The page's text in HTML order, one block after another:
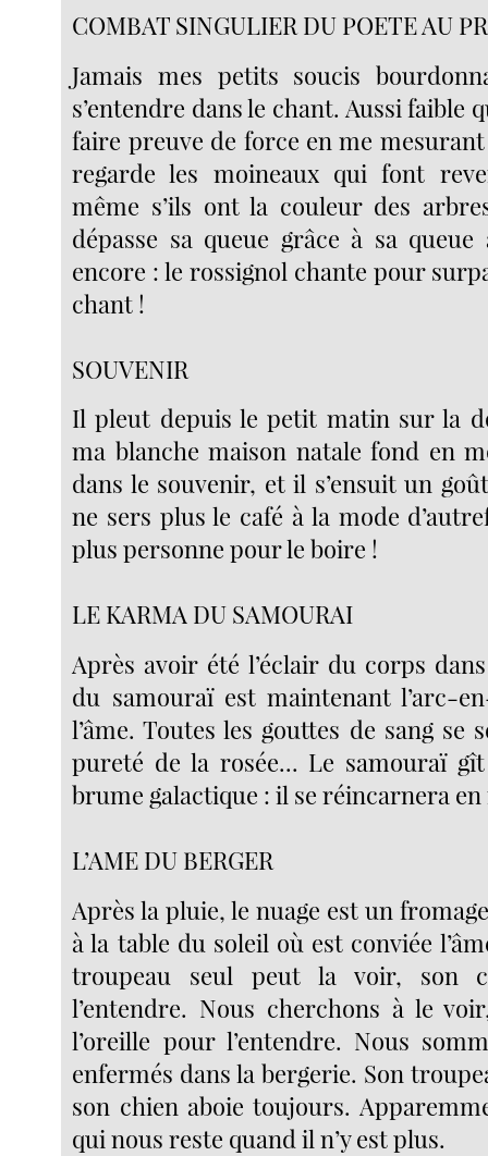
COMBAT SINGULIER DU POETE AU
Jamais mes petits soucis
s’entendre dans le chant. Aussi faible
faire preuve de force en me
regarde les moineaux qui font
même s’ils ont la couleur des
dépasse sa queue grâce à sa
encore : le rossignol chante pour
chant !
SOUVENIR
Il pleut depuis le petit matin sur la
ma blanche maison natale fond en
dans le souvenir, et il s’ensuit un
ne sers plus le café à la mode
plus personne pour le boire !
LE KARMA DU SAMOURAI
Après avoir été l’éclair du corps dans
du samouraï est maintenant l’arc-
l’âme. Toutes les gouttes de sang se
pureté de la rosée... Le samouraï
brume galactique : il se réincarnera en
L’AME DU BERGER
Après la pluie, le nuage est un
à la table du soleil où est conviée
troupeau seul peut la voir, son
l’entendre. Nous cherchons à le
l’oreille pour l’entendre. Nous
enfermés dans la bergerie. Son
son chien aboie toujours.
qui nous reste quand il n’y est plus.